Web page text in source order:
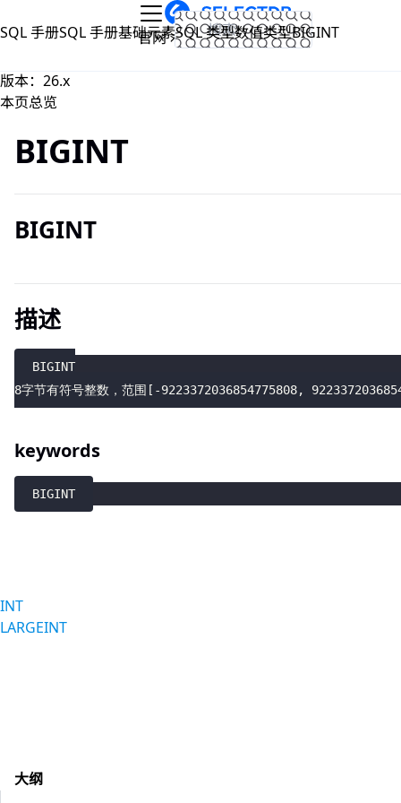
文档
官网
SQL 手册SQL 手册基础元素SQL 类型数值类型BIGINT
版本：26.x
本页总览
BIGINT
BIGINT
描述
BIGINT
8字节有符号整数，范围[-9223372036854775808,
keywords
BIGINT
INT
LARGEINT
大纲